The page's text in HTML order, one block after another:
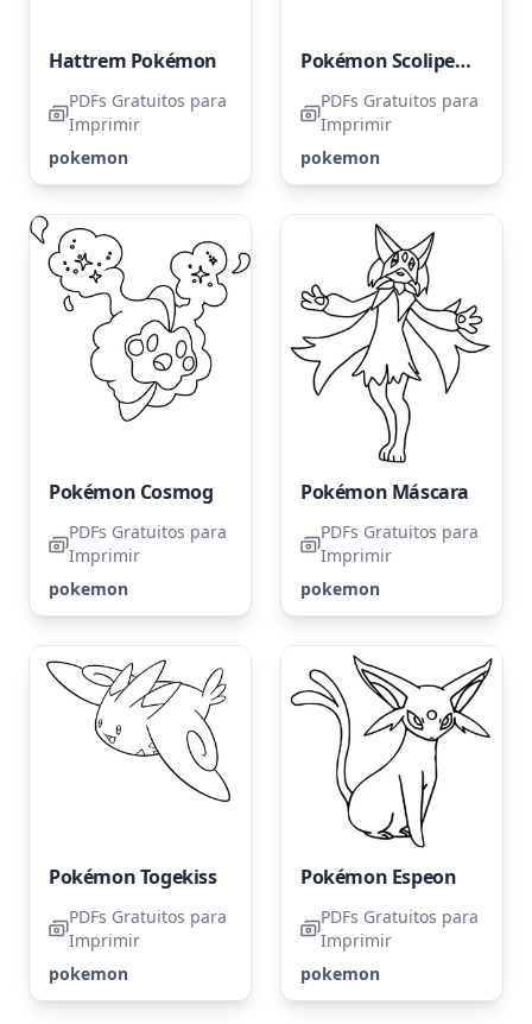
Hattrem Pokémon
PDFs Gratuitos para
Imprimir
pokemon
Pokémon Scolipede
PDFs Gratuitos para
Imprimir
pokemon
Pokémon Cosmog
PDFs Gratuitos para
Imprimir
pokemon
Pokémon Máscara
PDFs Gratuitos para
Imprimir
pokemon
Pokémon Togekiss
PDFs Gratuitos para
Imprimir
pokemon
Pokémon Espeon
PDFs Gratuitos para
Imprimir
pokemon